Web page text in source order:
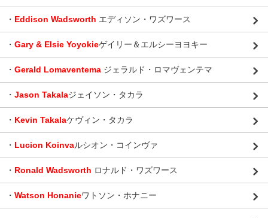
・ Eddison Wadsworth エディソン・ワズワース
・ Gary & Elsie Yoyokieゲイリー＆エルシーヨヨキー
・ Gerald Lomaventema ジェラルド・ロマヴェンテマ
・ Jason Takalaジェイソン・タカラ
・ Kevin Takalaケヴィン・タカラ
・ Lucion Koinvaルシオン・コインヴァ
・ Ronald Wadsworth ロナルド・ワズワース
・ Watson Honanieワトソン・ホナニー